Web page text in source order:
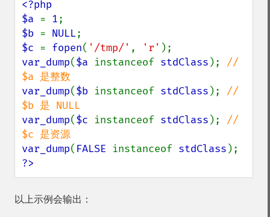
<?php
$a = 1
$b = NULL
$c = fopen( '/tmp/' , 'r'
var_dump($a instanceof stdClass ); //
var_dump($b instanceof stdClass ); //
var_dump($c instanceof stdClass ); //
var_dump( FALSE instanceof stdClass
?>
以上示例会输出：